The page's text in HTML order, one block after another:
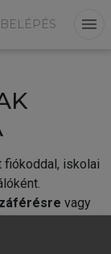
BELÉPÉS menu
fiókoddal, iskolai
vagy